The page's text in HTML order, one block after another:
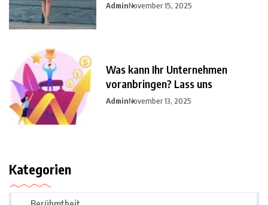
AdminNovember 15, 2025
Was kann Ihr Unternehmen
voranbringen? Lass uns
AdminNovember 13, 2025
Kategorien